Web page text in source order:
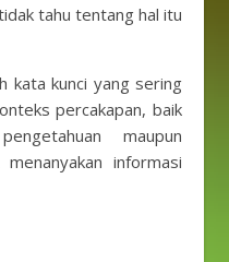
tahu tentang hal itu
kata kunci yang sering
percakapan, baik
maupun
informasi